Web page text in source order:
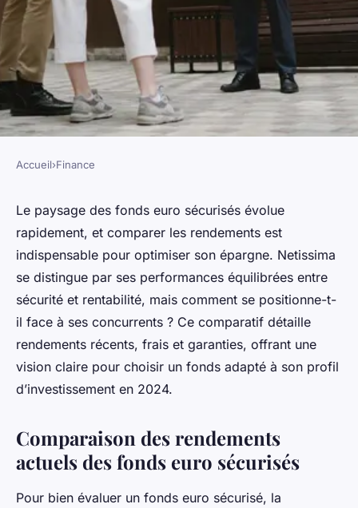
Comparatif des rendements
des fonds euro sécurisés avec
netissima
admin•27 novembre 2025•7 min de lecture
Accueil›Finance
Le paysage des fonds euro sécurisés évolue
rapidement, et comparer les rendements est
indispensable pour optimiser son épargne. Netissima
se distingue par ses performances équilibrées entre
sécurité et rentabilité, mais comment se positionne-t-
il face à ses concurrents ? Ce comparatif détaille
rendements récents, frais et garanties, offrant une
vision claire pour choisir un fonds adapté à son profil
d’investissement en 2024.
Comparaison des rendements
actuels des fonds euro sécurisés
Pour bien évaluer un fonds euro sécurisé, la